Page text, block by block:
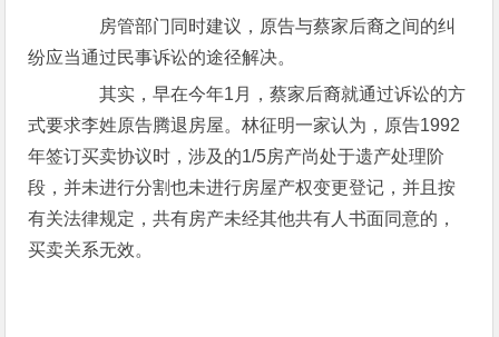
房管部门同时建议，原告与蔡家后裔之间的纠
纷应当通过民事诉讼的途径解决。
其实，早在今年1月，蔡家后裔就通过诉讼的方
式要求李姓原告腾退房屋。林征明一家认为，原告1992
年签订买卖协议时，涉及的1/5房产尚处于遗产处理阶
段，并未进行分割也未进行房屋产权变更登记，并且按
有关法律规定，共有房产未经其他共有人书面同意的，
买卖关系无效。